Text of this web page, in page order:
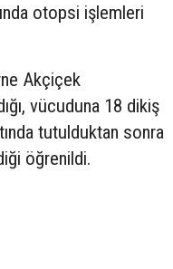
otopsi işlemleri
Akçiçek
vücuduna 18 dikiş
tutulduktan sonra
öğrenildi.